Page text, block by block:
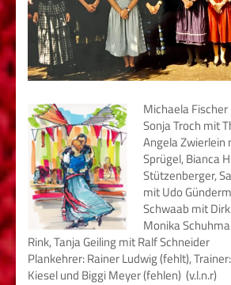
Michaela
Sonja Troch mit
Angela Zwierlein
Sprügel, Bianca
Stützenberger,
mit Udo
Schwaab mit
Monika
Rink, Tanja Geiling mit Ralf Schneider
Plankehrer: Rainer Ludwig (fehlt),
Kiesel und Biggi Meyer (fehlen) (v.l.n.r)